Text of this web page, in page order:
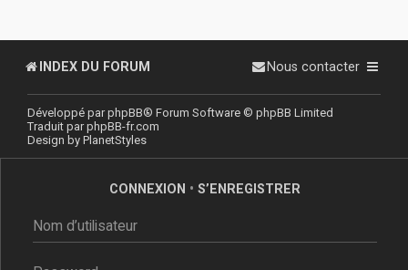
INDEX DU FORUM Nous contacter
Développé parphpBB® Forum Software © phpBB Limited
Traduit parphpBB-fr.com
Design by PlanetStyles
CONNEXION • S’ENREGISTRER